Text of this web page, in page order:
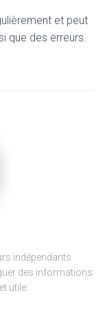
et peut
que des erreurs.
indépendants
des informations
utile.